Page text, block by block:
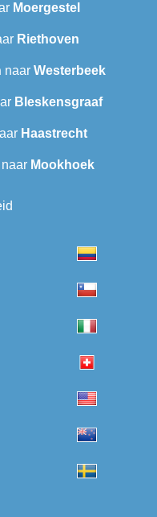
Moergestel
Riethoven
naar Westerbeek
Bleskensgraaf
Haastrecht
Mookhoek